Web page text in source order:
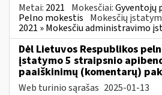
Metai: 2021 Mokesčiai:Gyventojų
Pelno mokestis Mokesčių
2021 » Mokesčiu administravimo
Dėl Lietuvos Respublikos
įstatymo 5 straipsnio
paaiškinimų (komentarų)
Web turinio sąrašas 2025-01-13